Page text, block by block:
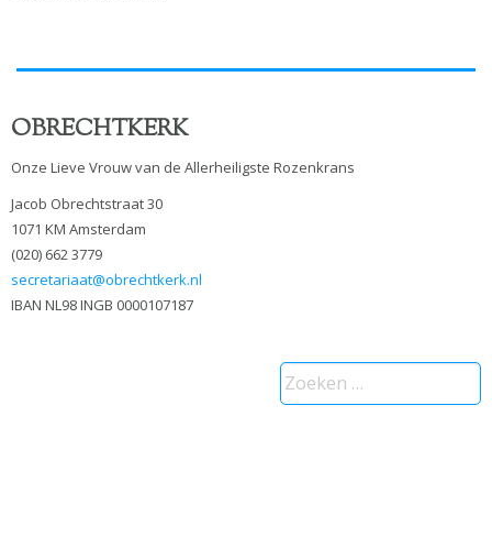
OBRECHTKERK
Onze Lieve Vrouw van de Allerheiligste Rozenkrans
Jacob Obrechtstraat 30
1071 KM Amsterdam
(020) 662 3779
secretariaat@obrechtkerk.nl
IBAN NL98 INGB 0000107187
Zoeken
naar: